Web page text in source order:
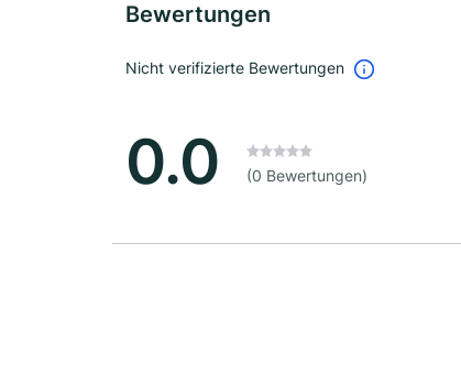
Bewertungen
Nicht verifizierte Bewertungen
0.0 (0 Bewertungen)